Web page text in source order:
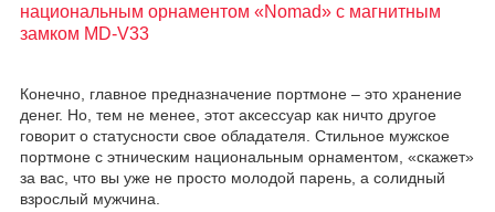
национальным орнаментом «Nomad» с магнитным
замком MD-V33
Конечно, главное предназначение портмоне – это хранение
денег. Но, тем не менее, этот аксессуар как ничто другое
говорит о статусности свое обладателя. Стильное мужское
портмоне с этническим национальным орнаментом, «скажет»
за вас, что вы уже не просто молодой парень, а солидный
взрослый мужчина.